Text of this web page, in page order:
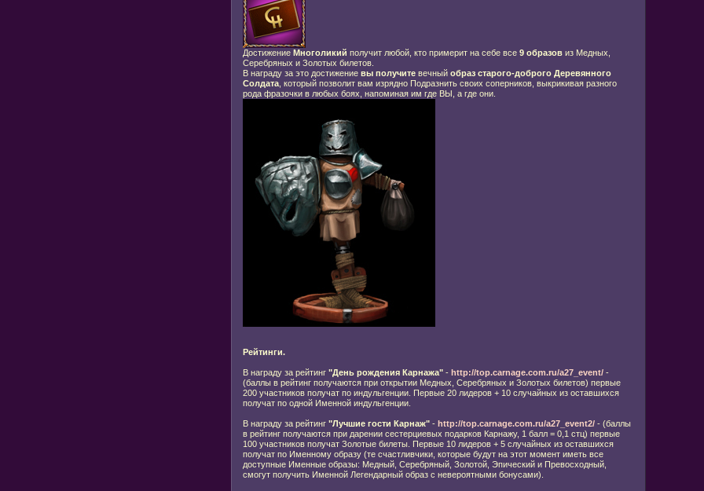
Достижение Многоликий получит любой, кто примерит на себе все 9 образовиз Медных,
Серебряных и Золотых билетов.
В награду за это достижение вы получитевечный образ старого-доброго Деревянного
Солдата, который позволит вам изрядно Подразнить своих соперников, выкрикивая разного
рода фразочки в любых боях, напоминая им где ВЫ, а где они.
Рейтинги.
В награду за рейтинг "День рождения Карнажа"- http://top.carnage.com.ru/a27_event/-
(баллы в рейтинг получаются при открытии Медных, Серебряных и Золотых билетов) первые
200 участников получат по индульгенции. Первые 20 лидеров + 10 случайных из оставшихся
получат по одной Именной индульгенции.
В награду за рейтинг"Лучшие гости Карнаж"- http://top.carnage.com.ru/a27_event2/- (баллы
в рейтинг получаются при дарении сестерциевых подарков Карнажу, 1 балл = 0,1 стц) первые
100 участников получат Золотые билеты. Первые 10 лидеров + 5 случайных из оставшихся
получат по Именному образу (те счастливчики, которые будут на этот момент иметь все
доступные Именные образы: Медный, Серебряный, Золотой, Эпический и Превосходный,
смогут получить Именной Легендарный образ с невероятными бонусами).